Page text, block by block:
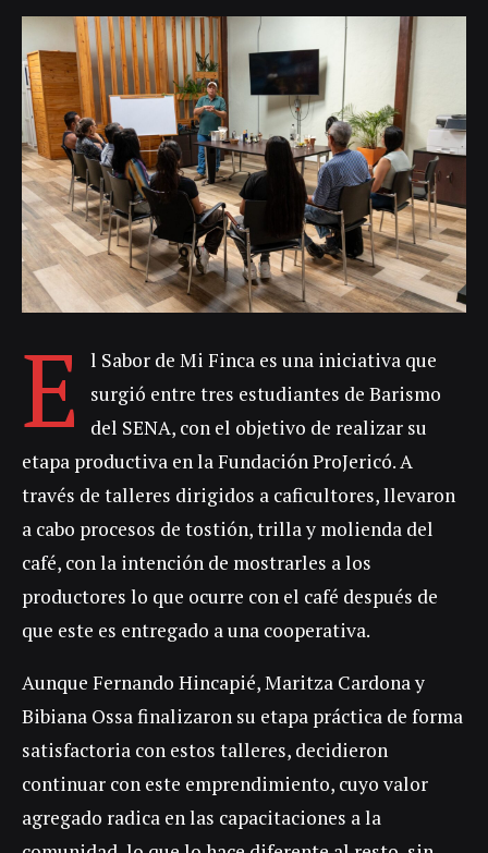
mostrarles a los productores lo que ocurre
con el café después de que este es
entregado a una cooperativa. Aunque
Fernando Hincapié, Maritza Cardona...
E
l Sabor de Mi Finca es una iniciativa que
surgió entre tres estudiantes de Barismo
del SENA, con el objetivo de realizar su
etapa productiva en la Fundación ProJericó. A
través de talleres dirigidos a caficultores, llevaron
a cabo procesos de tostión, trilla y molienda del
café, con la intención de mostrarles a los
productores lo que ocurre con el café después de
que este es entregado a una cooperativa.
Aunque Fernando Hincapié, Maritza Cardona y
Bibiana Ossa finalizaron su etapa práctica de forma
satisfactoria con estos talleres, decidieron
continuar con este emprendimiento, cuyo valor
agregado radica en las capacitaciones a la